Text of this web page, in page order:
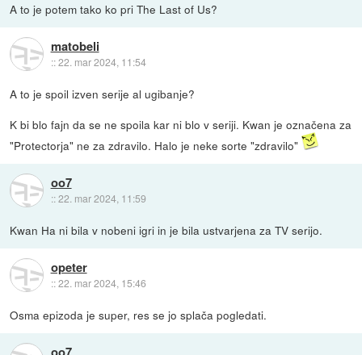
A to je potem tako ko pri The Last of Us?
matobeli
::22. mar 2024, 11:54
A to je spoil izven serije al ugibanje?
K bi blo fajn da se ne spoila kar ni blo v seriji. Kwan je označena za
"Protectorja" ne za zdravilo. Halo je neke sorte "zdravilo"
oo7
::22. mar 2024, 11:59
Kwan Ha ni bila v nobeni igri in je bila ustvarjena za TV serijo.
opeter
::22. mar 2024, 15:46
Osma epizoda je super, res se jo splača pogledati.